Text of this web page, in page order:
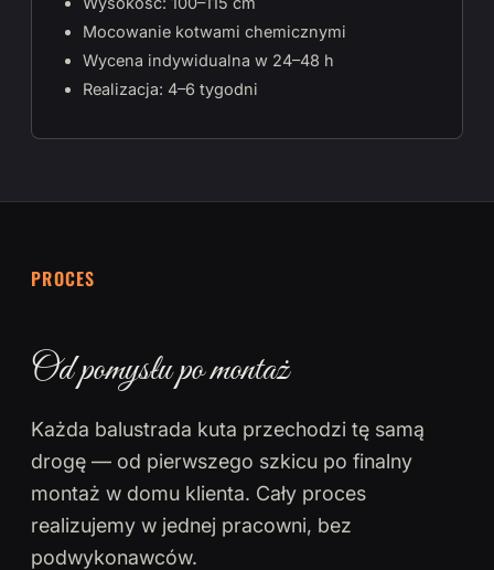
Mocowanie kotwami chemicznymi
Wycena indywidualna w 24–48 h
Realizacja: 4–6 tygodni
PROCES
Od pomysłu po montaż
Każda balustrada kuta przechodzi tę samą
drogę — od pierwszego szkicu po finalny
montaż w domu klienta. Cały proces
realizujemy w jednej pracowni, bez
podwykonawców.